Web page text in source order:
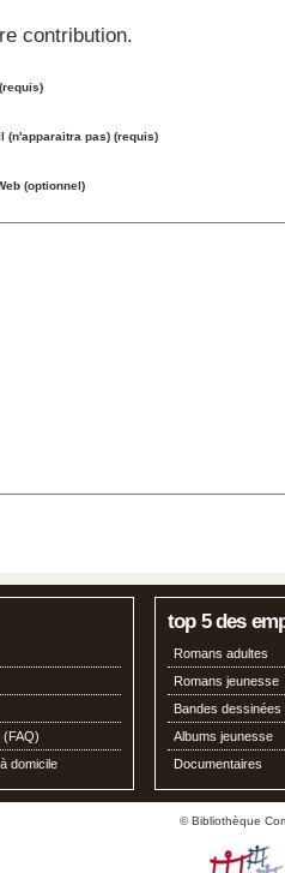
contribution.
(n'apparaitra pas) (requis)
(optionnel)
(FAQ)
domicile
top 5 des
Romans adultes
Romans jeunesse
Bandes dessinées
Albums jeunesse
Documentaires
© Bibliothèque